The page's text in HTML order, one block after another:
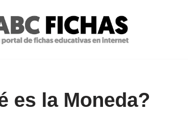
es la Moneda?